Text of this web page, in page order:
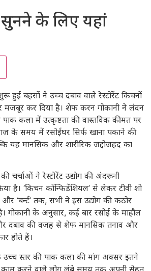
के लिए यहां
शुरू हुई बहसों ने उच्च दबाव वाले रेस्टोरेंट किचनों
कर दिया है। शेफ करन गोकानी ने लंदन
कला में उत्कृष्टता की वास्तविक कीमत पर
के समय में रसोईघर सिर्फ खाना पकाने की
यह मानसिक और शारीरिक जद्दोजहद का
चर्चाओं ने रेस्टोरेंट उद्योग की अंदरूनी
है। ‘किचन कॉन्फिडेंशियल’ से लेकर टीवी शो
और ‘बर्न्ट’ तक, सभी ने इस उद्योग की कठोर
है। गोकानी के अनुसार, कई बार रसोई के माहौल
दबाव की वजह से शेफ मानसिक तनाव और
होते हैं।
उच्च स्तर की पाक कला की मांग अक्सर इतने
काम करने वाले लोग लंबे समय तक अपनी सेहत